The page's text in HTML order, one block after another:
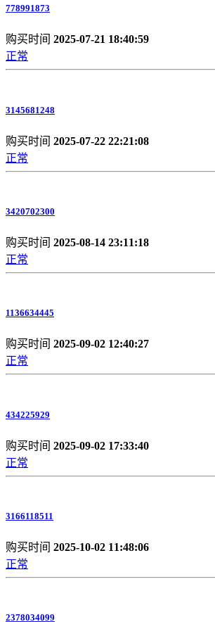
778991873
购买时间 2025-07-21 18:40:59
正常
3145681248
购买时间 2025-07-22 22:21:08
正常
3420702300
购买时间 2025-08-14 23:11:18
正常
1136634445
购买时间 2025-09-02 12:40:27
正常
434225929
购买时间 2025-09-02 17:33:40
正常
3166118511
购买时间 2025-10-02 11:48:06
正常
2378034099